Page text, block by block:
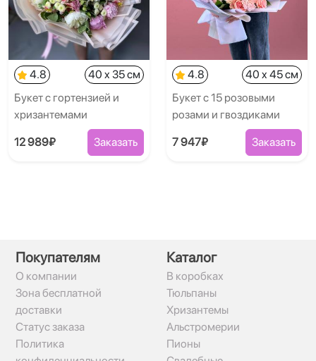
4.8
40 x 35 см
Букет с гортензией и
хризантемами
12 989₽ Заказать
4.8
40 x 45 см
Букет с 15 розовыми
розами и гвоздиками
7 947₽ Заказать
Покупателям
О компании
Зона бесплатной
доставки
Статус заказа
Политика
Каталог
В коробках
Тюльпаны
Хризантемы
Альстромерии
Пионы